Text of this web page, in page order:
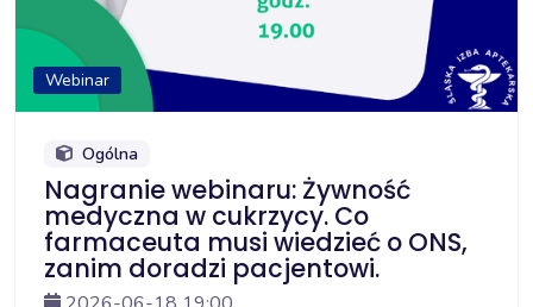
Webinar
Ogólna
Nagranie webinaru: Żywność
medyczna w cukrzycy. Co
farmaceuta musi wiedzieć o ONS,
zanim doradzi pacjentowi.